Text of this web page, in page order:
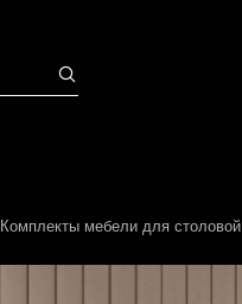
Комплекты мебели для столовой